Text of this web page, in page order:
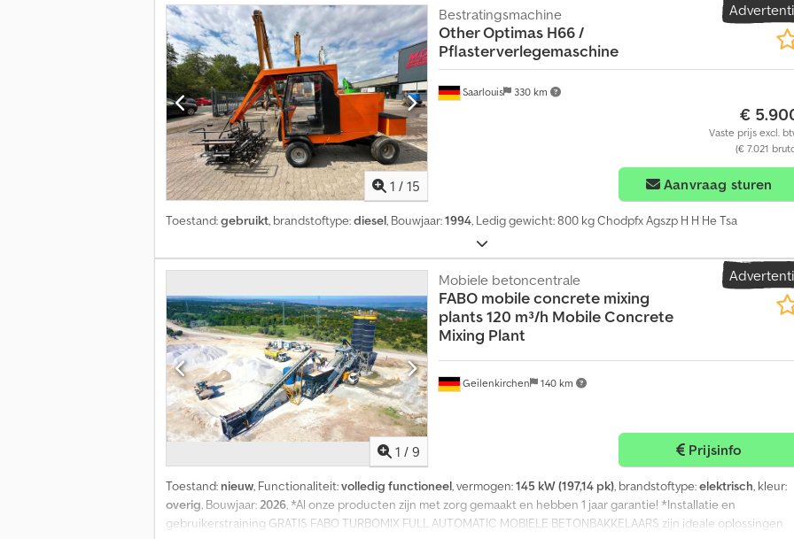
0
7
1 / 15
Saarlouis 330 km
Bestratingsmachine
Other Optimas H66 /
Pflasterverlegemaschine
€
Vaste prijs excl.
(€ 7.021
Aanvraag sturen
Toestand:gebruikt, brandstoftype:diesel, Bouwjaar:1994, Ledig gewicht: 800 kg Chodpfx Agszp H H He Tsa
1 / 9
Geilenkirchen 140 km
Mobiele betoncentrale
FABO mobile concrete mixing
plants120 m³/h Mobile Concrete
Mixing Plant
Prijsinfo
Toestand: nieuw, Functionaliteit:volledig functioneel, vermogen:145 kW (197,14 pk), brandstoftype:elektrisch, kleur:
overig, Bouwjaar:2026, *Al onze producten zijn met zorg gemaakt en hebben 1 jaar garantie! *Installatie en
gebruikerstraining GRATIS FABO TURBOMIX FULL AUTOMATIC MOBIELE BETONBAKKELAARS zijn ideale oplossingen